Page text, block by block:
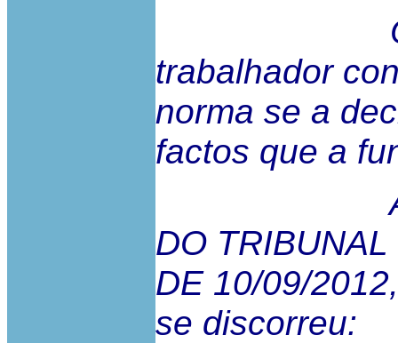
Ora,
trabalhador
norma se a
factos que a
Assim é
DO
DE 10/09/
se discorreu: